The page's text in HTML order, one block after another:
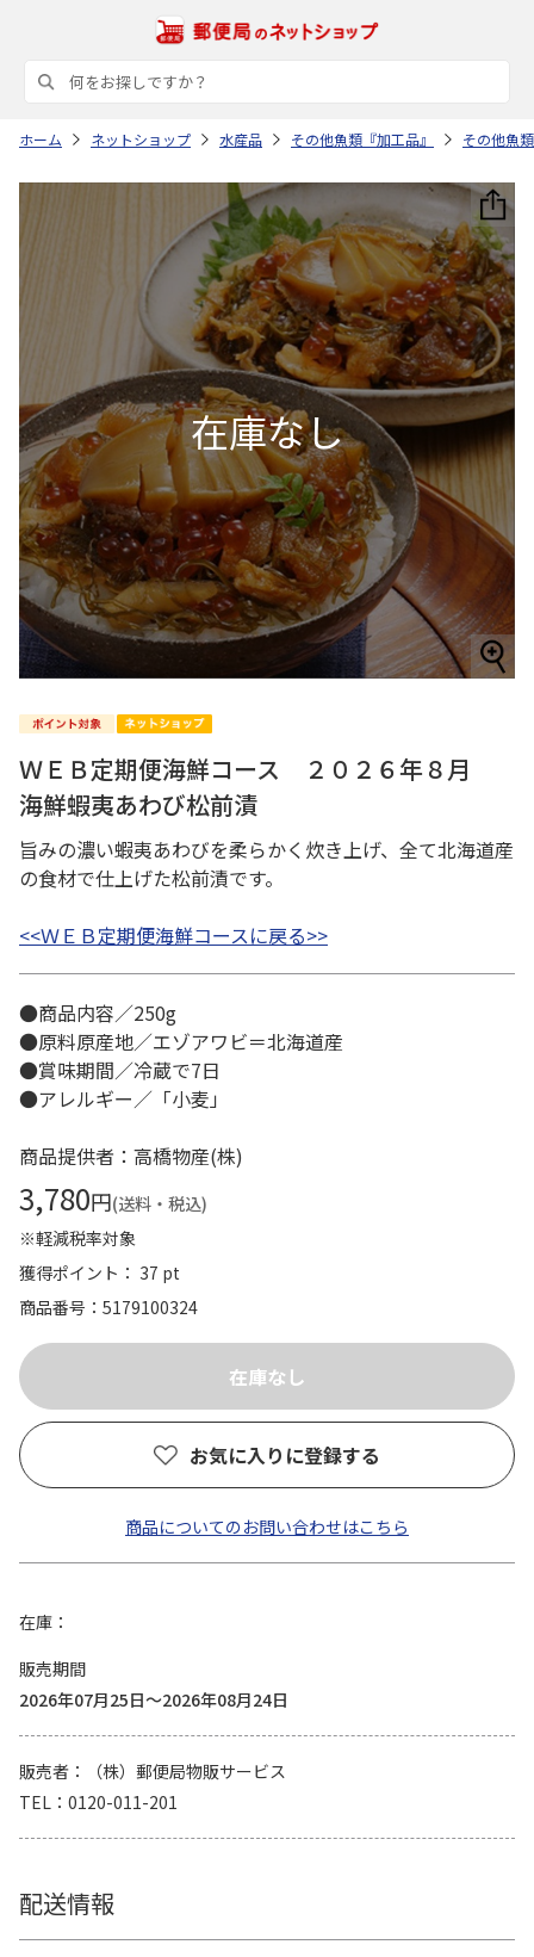
ホーム ネットショップ 水産品 その他魚類『加工品』 その他魚類
ＷＥＢ定期便海鮮コース ２０２６年８月
海鮮蝦夷あわび松前漬
旨みの濃い蝦夷あわびを柔らかく炊き上げ、全て北海道産
の食材で仕上げた松前漬です。
<<ＷＥＢ定期便海鮮コースに戻る>>
●商品内容／250g
●原料原産地／エゾアワビ＝北海道産
●賞味期間／冷蔵で7日
●アレルギー／「小麦」
商品提供者：高橋物産(株)
3,780円(送料・税込)
※軽減税率対象
獲得ポイント： 37 pt
商品番号
5179100324
お気に入りに登録する
商品についてのお問い合わせはこちら
在庫
販売期間
2026年07月25日～2026年08月24日
販売者
（株）郵便局物販サービス
TEL
0120-011-201
配送情報